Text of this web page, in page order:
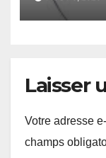
report
Laisser
Votre adresse
champs